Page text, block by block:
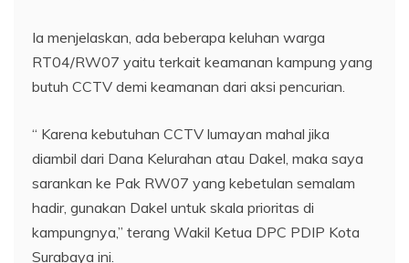
Ia menjelaskan, ada beberapa keluhan warga
RT04/RW07 yaitu terkait keamanan kampung yang
butuh CCTV demi keamanan dari aksi pencurian.
“ Karena kebutuhan CCTV lumayan mahal jika
diambil dari Dana Kelurahan atau Dakel, maka saya
sarankan ke Pak RW07 yang kebetulan semalam
hadir, gunakan Dakel untuk skala prioritas di
kampungnya,” terang Wakil Ketua DPC PDIP Kota
Surabaya ini.